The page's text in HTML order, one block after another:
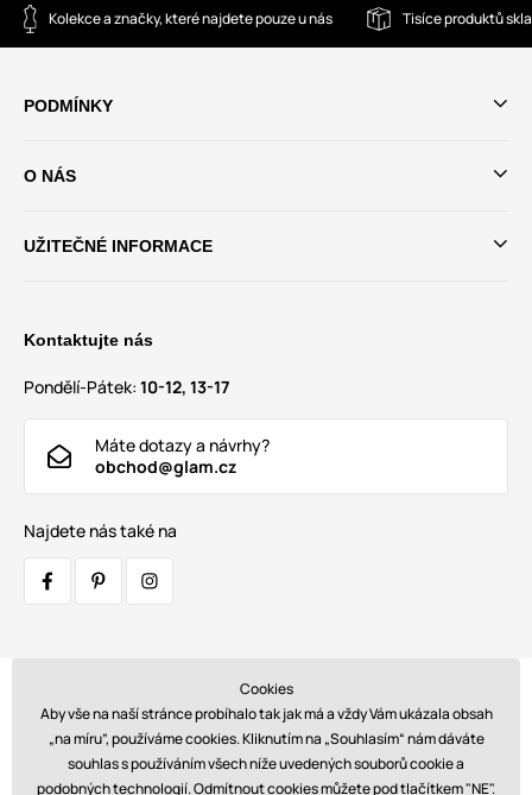
Kolekce a značky, které najdete pouze u nás Tisíce produktů
PODMÍNKY
O NÁS
UŽITEČNÉ INFORMACE
Kontaktujte nás
Pondělí-Pátek: 10-12, 13-17
Máte dotazy a návrhy?
obchod@glam.cz
Najdete nás také na
Cookies
Aby vše na naší stránce probíhalo tak jak má a vždy Vám ukázala obsah
„na míru”, používáme cookies. Kliknutím na „Souhlasím“ nám dáváte
souhlas s používáním všech níže uvedených souborů cookie a
podobných technologií. Odmítnout cookies můžete pod tlačítkem "NE".